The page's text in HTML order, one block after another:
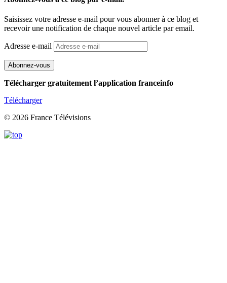
Saisissez votre adresse e-mail pour vous abonner à ce blog et
recevoir une notification de chaque nouvel article par email.
Adresse e-mail
Abonnez-vous
Télécharger gratuitement l’application franceinfo
Télécharger
© 2026 France Télévisions